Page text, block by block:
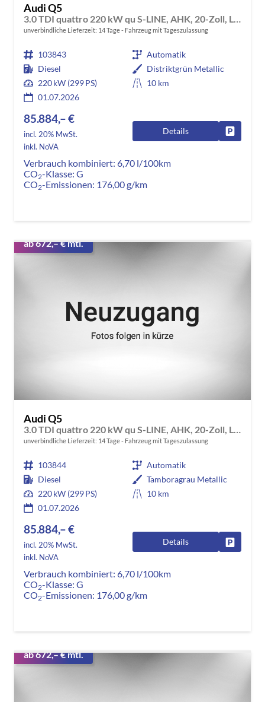
Audi Q5
unverbindliche Lieferzeit: 14 Tage Fahrzeug mit Tageszulassung
103843
Automatik
Diesel
Distriktgrün Metallic
220 kW (299 PS)
10 km
01.07.2026
85.884,– €
incl. 20% MwSt.
inkl. NoVA
Details
Verbrauch kombiniert: 6,70 l/100km
CO2-Klasse: G
CO2-Emissionen: 176,00 g/km
ab 672,– € mtl.
Audi Q5
3.0 TDI quattro 220 kW qu S-LINE, AHK, 20-Zoll, Leder, B&O, experience plus, sofort
unverbindliche Lieferzeit: 14 Tage Fahrzeug mit Tageszulassung
103844
Automatik
Diesel
Tamboragrau Metallic
220 kW (299 PS)
10 km
01.07.2026
85.884,– €
incl. 20% MwSt.
inkl. NoVA
Details
Verbrauch kombiniert: 6,70 l/100km
CO2-Klasse: G
CO2-Emissionen: 176,00 g/km
ab 672,– € mtl.